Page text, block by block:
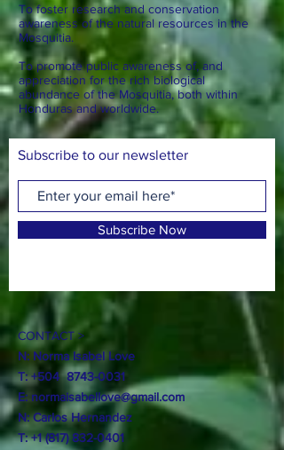
To foster research and conservation
awareness of the natural resources in the
Mosquitia.
To promote public awareness of, and
appreciation for the rich biological
abundance of the Mosquitia, both within
Honduras and worldwide.
Subscribe to our newsletter
Subscribe Now
CONTACT >
N: Norma Isabel Love
T: +5048743-0031
E: normaisabellove@gmail.com
N: Carlos Hernandez
T:+1 (817) 832-0401